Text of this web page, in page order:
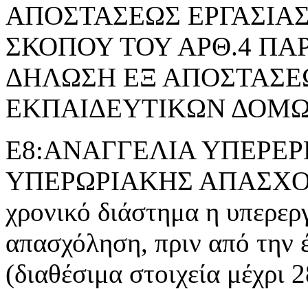
ΑΠΟΣΤΑΣΕΩΣ
ΣΚΟΠΟΥ ΤΟΥ ΑΡΘ.4
ΔΗΛΩΣΗ ΕΞ
ΕΚΠΑΙΔΕΥΤΙΚΩΝ
Ε8:ΑΝΑΓΓΕΛΙΑ
ΥΠΕΡΩΡΙΑΚΗΣ
χρονικό διάστημα η
απασχόληση, πριν από την
(διαθέσιμα στοιχεία μέχρι